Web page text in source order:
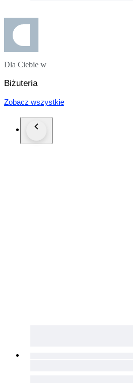
Dla Ciebie w
Biżuteria
Zobacz wszystkie